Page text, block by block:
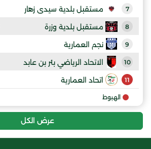
7 مستقبل بلدية سيدى زهار
8 مستقبل بلدية وزرة
9 نجم العمارية
10 الاتحاد الرياضي بئر بن عابد
11 اتحاد العمارية
الهبوط
عرض الكل